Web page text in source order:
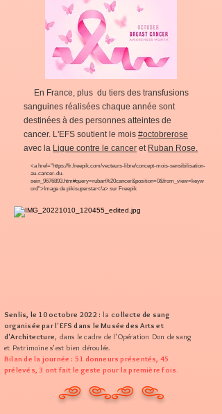
En France, plus du tiers des transfusions
sanguines réalisées chaque année sont
destinées à des personnes atteintes de
cancer. L'EFS soutient le mois #octobrerose
avec la Ligue contre le cancer et Ruban Rose.
<a href="https://fr.freepik.com/vecteurs-libre/concept-mois-sensibilisation-
au-cancer-du-
sein_9676893.htm#query=ruban%20cancer&position=0&from_view=keyw
ord">Image de pikisuperstar</a> sur Freepik
Senlis, le 10 octobre 2022 : lacollecte de sang
organisée par l'EFS dans le Musée des Arts et
d'Architecture, dans le cadre de l'Opération Don de sang
et Patrimoine s'est bien déroulée.
Bilan de la journée : 51 donneurs présentés, 45
prélevés, 3 ont fait le geste pour la première fois.
c dc d